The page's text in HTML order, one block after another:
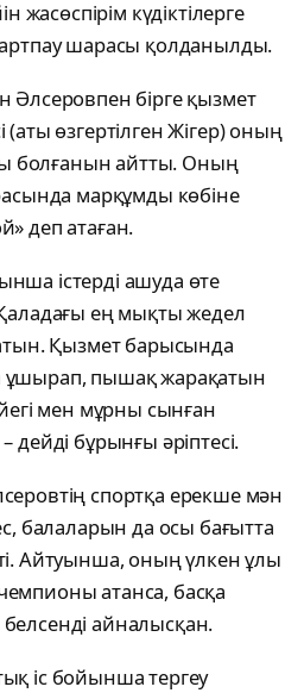
жасөспірім күдіктілерге
шарасы қолданылды.
Әлсеровпен бірге қызмет
(аты өзгертілген Жігер) оның
болғанын айтты. Оның
марқұмды көбіне
деп атаған.
істерді ашуда өте
ең мықты жедел
Қызмет барысында
ұшырап, пышақ жарақатын
мен мұрны сынған
дейді бұрынғы әріптесі.
спортқа ерекше мән
балаларын да осы бағытта
Айтуынша, оның үлкен ұлы
атанса, басқа
айналысқан.
іс бойынша тергеу